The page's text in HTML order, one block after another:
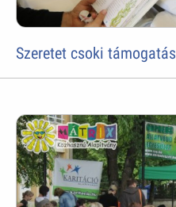
Szeretet csoki támogatás